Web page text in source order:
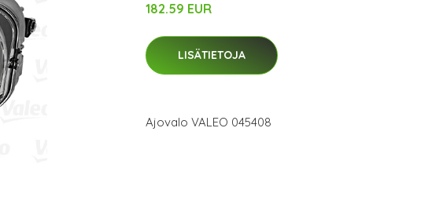
182.59 EUR
LISÄTIETOJA
Ajovalo VALEO 045408